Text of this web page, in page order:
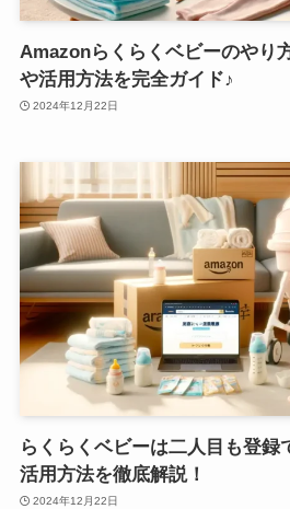
Amazonらくらくベビーのやり
や活用方法を完全ガイド♪
2024年12月22日
らくらくベビーは二人目も登録
活用方法を徹底解説！
2024年12月22日